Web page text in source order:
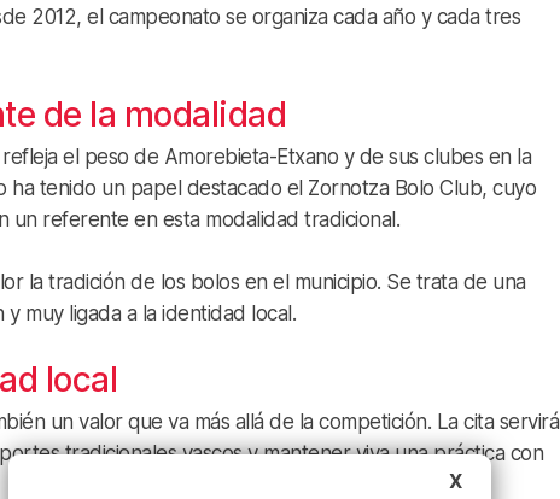
2012, el campeonato se organiza cada año y cada tres
de la modalidad
el peso de Amorebieta-Etxano y de sus clubes en la
tenido un papel destacado el Zornotza Bolo Club, cuyo
un referente en esta modalidad tradicional.
la tradición de los bolos en el municipio. Se trata de una
muy ligada a la identidad local.
local
un valor que va más allá de la competición. La cita servirá
tradicionales vascos y mantener viva una práctica con
X